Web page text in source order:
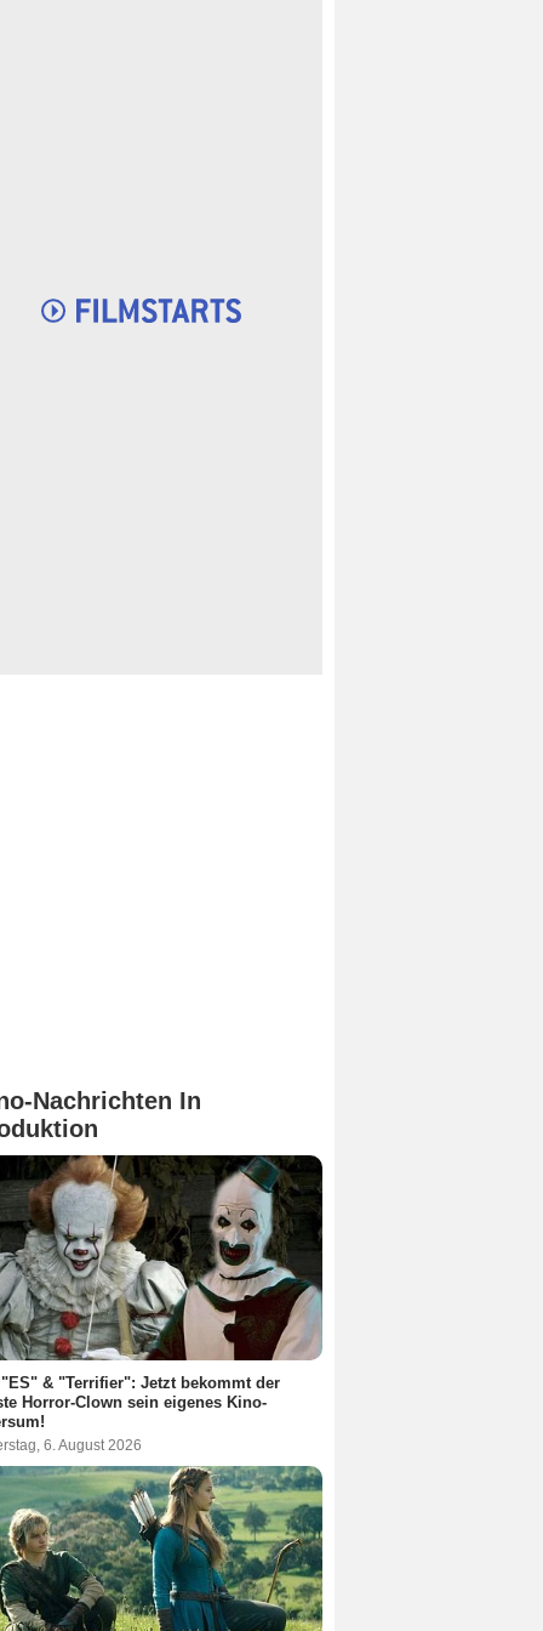
Nachrichten In
"ES" & "Terrifier": Jetzt bekommt der
Horror-Clown sein eigenes Kino-
6. August 2026